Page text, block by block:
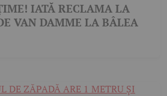
IATĂ RECLAMA LA
VAN DAMME LA BÂLEA